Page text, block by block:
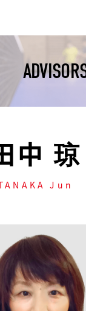
中 琼
Jun